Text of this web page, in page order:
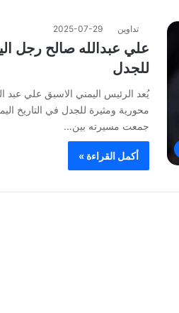
تداوين 2025-07-29
علي عبدالله صالح رجل
للجدل
يُعد الرئيس اليمني الاسبق علي عبد
محورية ومثيرة للجدل في التاريخ
جمعت مسيرته بين…
أكمل القراءة »